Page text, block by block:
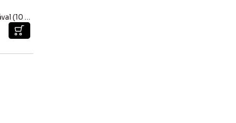
FreshLook One Day Color - dioptriával (10 db) - napi